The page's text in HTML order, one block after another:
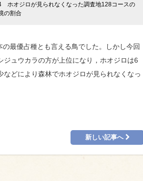
ホオジロが見られなくなった調査地128コースの
の割合
最優占種とも言える鳥でした。しかし今回
ュウカラの方が上位になり，ホオジロは6
どにより森林でホオジロが見られなくなっ
新しい記事へ